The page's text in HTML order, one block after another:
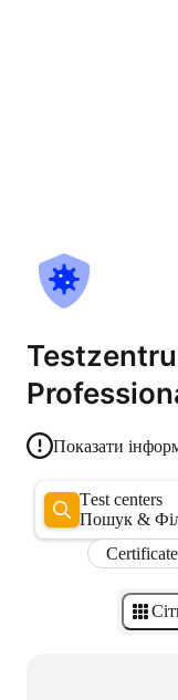
Показати
Test centers
Пошук &
Certificate